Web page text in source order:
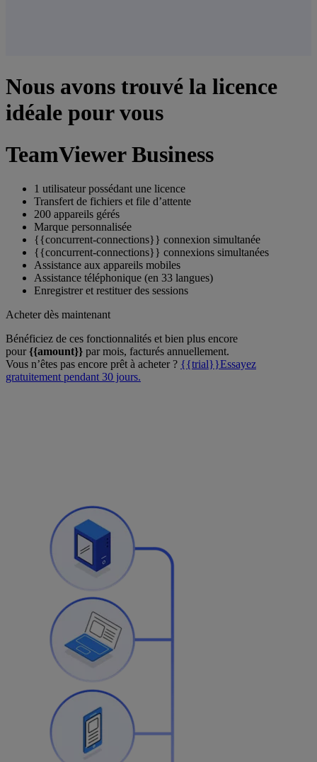
Nous avons trouvé la licence
idéale pour vous
TeamViewer Business
1 utilisateur possédant une licence
Transfert de fichiers et file d’attente
200 appareils gérés
Marque personnalisée
{{concurrent-connections}} connexion simultanée
{{concurrent-connections}} connexions simultanées
Assistance aux appareils mobiles
Assistance téléphonique (en 33 langues)
Enregistrer et restituer des sessions
Acheter dès maintenant
Bénéficiez de ces fonctionnalités et bien plus encore
pour{{amount}} par mois, facturés annuellement.
Vous n’êtes pas encore prêt à acheter ? {{trial}}Essayez
gratuitement pendant 30 jours.